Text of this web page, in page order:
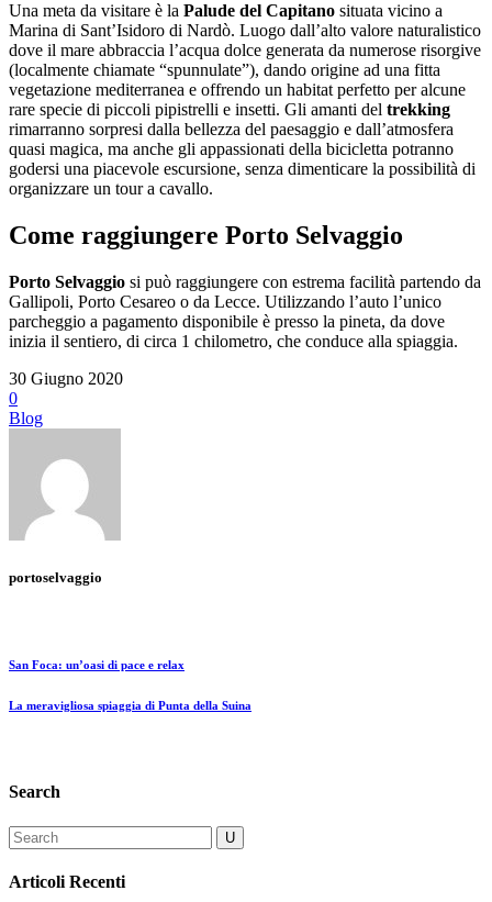
Una meta da visitare è la Palude del Capitano situata vicino a
Marina di Sant’Isidoro di Nardò. Luogo dall’alto valore naturalistico
dove il mare abbraccia l’acqua dolce generata da numerose risorgive
(localmente chiamate “spunnulate”), dando origine ad una fitta
vegetazione mediterranea e offrendo un habitat perfetto per alcune
rare specie di piccoli pipistrelli e insetti. Gli amanti del trekking
rimarranno sorpresi dalla bellezza del paesaggio e dall’atmosfera
quasi magica, ma anche gli appassionati della bicicletta potranno
godersi una piacevole escursione, senza dimenticare la possibilità di
organizzare un tour a cavallo.
Come raggiungere Porto Selvaggio
Porto Selvaggio si può raggiungere con estrema facilità partendo da
Gallipoli, Porto Cesareo o da Lecce. Utilizzando l’auto l’unico
parcheggio a pagamento disponibile è presso la pineta, da dove
inizia il sentiero, di circa 1 chilometro, che conduce alla spiaggia.
30 Giugno 2020
0
Blog
portoselvaggio
San Foca: un’oasi di pace e relax
La meravigliosa spiaggia di Punta della Suina
Search
Articoli Recenti